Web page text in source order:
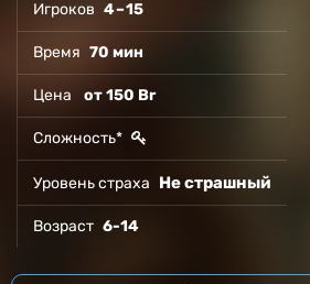
Игроков 4 – 15
Время 70 мин
Цена от 150 Br
Сложность*
Уровень страха Не страшный
Возраст 6-14